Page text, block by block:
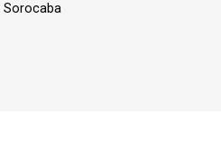
Sorocaba